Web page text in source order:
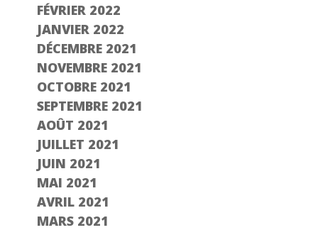
FÉVRIER 2022
JANVIER 2022
DÉCEMBRE 2021
NOVEMBRE 2021
OCTOBRE 2021
SEPTEMBRE 2021
AOÛT 2021
JUILLET 2021
JUIN 2021
MAI 2021
AVRIL 2021
MARS 2021